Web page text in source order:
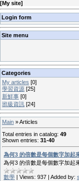
[My site]
Login form
Site menu
Categories
My articles [0]
學習資源 [25]
新鮮事 [0]
班級資訊 [24]
Main »Articles
Total entries in catalog: 49
Shown entries: 31-40
為何3 的倍數是每個數字加起
為何3 的倍數是每個數字加起
數學 | Views: 937 | Added by: